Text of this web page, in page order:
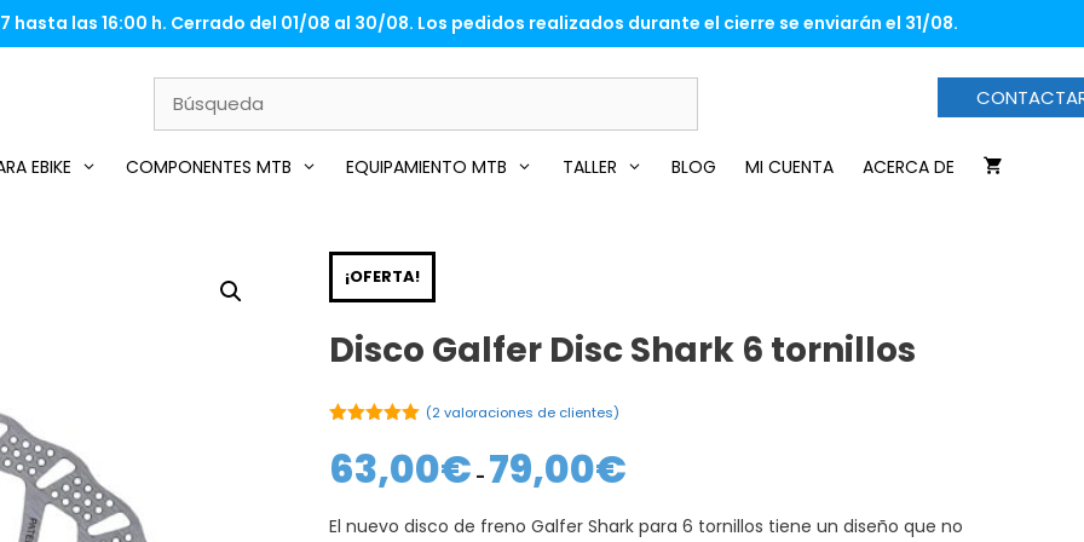
las 16:00 h. Cerrado del 01/08 al 30/08. Los pedidos realizados durante el cierre se enviarán el 31/08.
EBIKE COMPONENTES MTB EQUIPAMIENTO MTB TALLER BLOG MI CUENTA ACERCA DE
¡OFERTA!
Disco Galfer Disc Shark 6 tornillos
(2valoraciones de clientes)
63,00€ - 79,00€
63,00€
El nuevo disco de freno Galfer Shark para 6 tornillos tiene un diseño que no
desde
63,00€